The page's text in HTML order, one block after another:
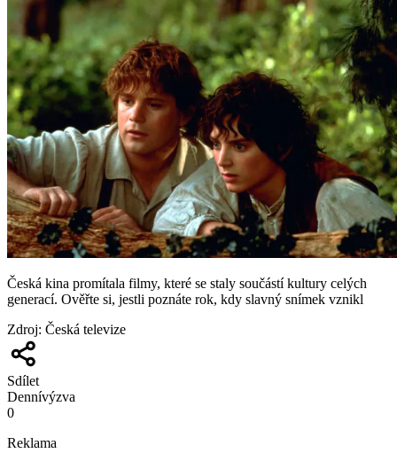
Česká kina promítala filmy, které se staly součástí kultury celých
generací. Ověřte si, jestli poznáte rok, kdy slavný snímek vznikl
Zdroj: Česká televize
Sdílet
Dennívýzva
0
Reklama